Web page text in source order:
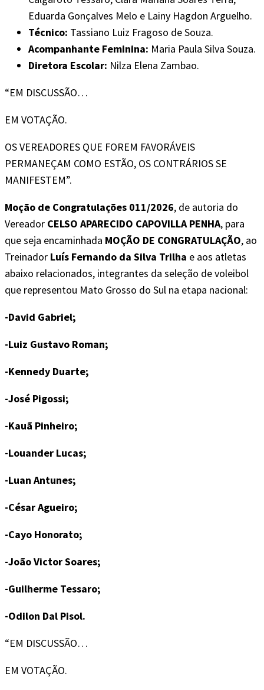
Eduarda Gonçalves Melo e Lainy Hagdon Arguelho.
Técnico: Tassiano Luiz Fragoso de Souza.
Acompanhante Feminina: Maria Paula Silva Souza.
Diretora Escolar: Nilza Elena Zambao.
“EM DISCUSSÃO…
EM VOTAÇÃO.
OS VEREADORES QUE FOREM FAVORÁVEIS
PERMANEÇAM COMO ESTÃO, OS CONTRÁRIOS SE
MANIFESTEM”.
Moção de Congratulações 011/2026, de autoria do
Vereador CELSO APARECIDO CAPOVILLA PENHA, para
que seja encaminhada MOÇÃO DE CONGRATULAÇÃO, ao
Treinador Luís Fernando da Silva Trilha e aos atletas
abaixo relacionados, integrantes da seleção de voleibol
que representou Mato Grosso do Sul na etapa nacional:
-David Gabriel;
-Luiz Gustavo Roman;
-Kennedy Duarte;
-José Pigossi;
-Kauã Pinheiro;
-Louander Lucas;
-Luan Antunes;
-César Agueiro;
-Cayo Honorato;
-João Victor Soares;
-Guilherme Tessaro;
-Odilon Dal Pisol.
“EM DISCUSSÃO…
EM VOTAÇÃO.